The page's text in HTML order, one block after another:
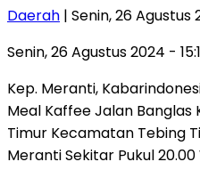
Daerah | Senin, 26 Agustus
Senin, 26 Agustus 2024 -
Kep. Meranti,
Meal Kaffee Jalan
Timur Kecamatan Tebing
Meranti Sekitar Pukul 20.00